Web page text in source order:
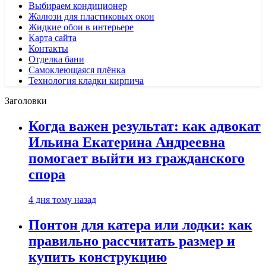
Выбираем кондиционер
Жалюзи для пластиковых окон
Жидкие обои в интерьере
Карта сайта
Контакты
Отделка бани
Самоклеющаяся плёнка
Технология кладки кирпича
Заголовки
Когда важен результат: как адвокат
Ильина Екатерина Андреевна
помогает выйти из гражданского
спора
4 дня тому назад
Понтон для катера или лодки: как
правильно рассчитать размер и
купить конструкцию